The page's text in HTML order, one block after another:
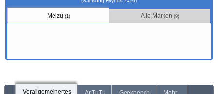
Meizu (1) Alle Marken(9)
Verallgemeinertes AnTuTu Geekbench Mehr...